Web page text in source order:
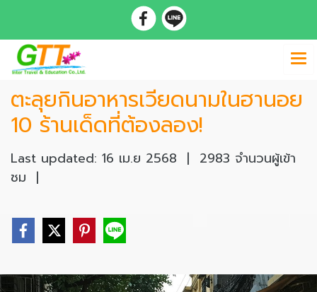
ตะลุยกินอาหารเวียดนามในฮานอย
10 ร้านเด็ดที่ต้องลอง!
Last updated: 16 เม.ย 2568 | 2983 จำนวนผู้เข้า
ชม |